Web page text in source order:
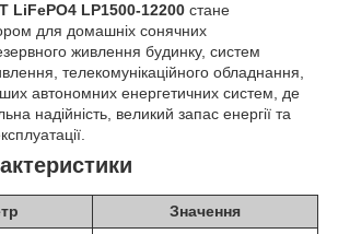
LiFePO4 LP1500-12200 стане
для домашніх сонячних
живлення будинку, систем
телекомунікаційного обладнання,
автономних енергетичних систем, де
надійність, великий запас енергії та
Значення